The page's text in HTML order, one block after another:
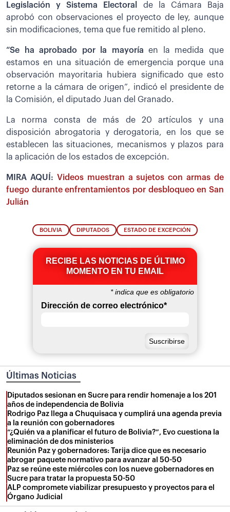
Legislación y Sistema Electoral de la Cámara Baja
aprobó con observaciones el proyecto de ley, aunque
sin modificaciones, tema que fue remitido al pleno.
“Se ha aprobado por la mayoríaen la medida que
estamos en una situación de emergencia porque una
observación mayoritaria hubiera significado que esto
retorne a la cámara de origen”, indicó el presidente de
la Comisión, el diputado Juan del Granado.
La norma consta de más de 20 artículos y una
disposición abrogatoria y derogatoria, en los que se
establecen las situaciones, mecanismos y plazos para
la aplicación de los estados de excepción.
MIRA AQUÍ: Videos muestran a sujetos con armas de
fuego durante enfrentamientos por desbloqueo en San
Julián
BOLIVIA DIPUTADOS ESTADO DE EXCEPCIÓN
RECIBE LAS NOTICIAS DE ÚLTIMO
MOMENTO EN TU EMAIL
*indica que es obligatorio
Dirección de correo electrónico*
Últimas Noticias
Diputados sesionan en Sucre para rendir homenaje a los 201
años de independencia de Bolivia
Rodrigo Paz llega a Chuquisaca y cumplirá una agenda previa
a la reunión con gobernadores
“¿Quién va a planificar el futuro de Bolivia?”, Evo cuestiona la
eliminación de dos ministerios
Reunión Paz y gobernadores: Tarija dice que es necesario
abrogar paquete normativo para avanzar al 50-50
Paz se reúne este miércoles con los nueve gobernadores en
Sucre para tratar la propuesta 50-50
ALP compromete viabilizar presupuesto y proyectos para el
Órgano Judicial